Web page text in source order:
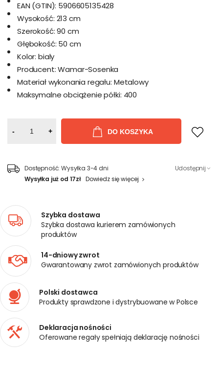
EAN (GTIN): 5906605135428
Wysokość: 213 cm
Szerokość: 90 cm
Głębokość: 50 cm
Kolor: bialy
Producent: Wamar-Sosenka
Materiał wykonania regału: Metalowy
Maksymalne obciążenie półki: 400
- + DO KOSZYKA
Dostępność: Wysyłka 3-4 dni
Wysyłka już od 17zł Dowiedz się więcej
Udostępnij
Szybka dostawa
Szybka dostawa kurierem zamówionych
produktów
14-dniowy zwrot
Gwarantowany zwrot zamówionych produktów
Polski dostawca
Produkty sprawdzone i dystrybuowane w Polsce
Deklaracja nośności
Oferowane regały spełniają deklarację nośności